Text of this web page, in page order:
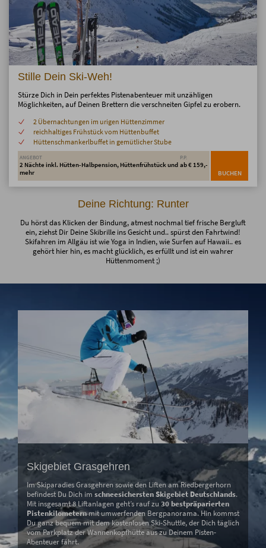
Stille Dein Ski-Weh!
Stürze Dich in Dein perfektes Pistenabenteuer mit unzähligen
Möglichkeiten, auf Deinen Brettern die verschneiten Gipfel zu erobern.
2 Übernachtungen im urigen Hüttenzimmer
reichhaltiges Frühstück vom Hüttenbuffet
Hüttenschmankerlbuffet in gemütlicher Stube
ANGEBOT
2 Nächte inkl. Hütten-Halbpension, Hüttenfrühstück und
mehr
P.P.
ab € 159,-
BUCHEN
Deine Richtung: Runter
Du hörst das Klicken der Bindung, atmest nochmal tief frische Bergluft
ein, ziehst Dir Deine Skibrille ins Gesicht und.. spürst den Fahrtwind!
Skifahren im Allgäu ist wie Yoga in Indien, wie Surfen auf Hawaii.. es
gehört hier hin, es macht glücklich, es erfüllt und ist ein wahrer
Hüttenmoment ;)
Skigebiet Grasgehren
Im Skiparadies Grasgehren sowie den Liften am Riedbergerhorn
befindest Du Dich im schneesichersten Skigebiet Deutschlands.
Mit insgesamt 8 Liftanlagen geht’s rauf zu 30 bestpräparierten
Pistenkilometernmit umwerfenden Bergpanorama. Hin kommst
Du ganz bequem mit dem kostenlosen Ski-Shuttle, der Dich täglich
vom Parkplatz der Wannenkopfhütte aus zu Deinem Pisten-
Abenteuer fährt.